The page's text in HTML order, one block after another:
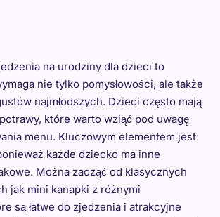
na urodziny dla dzieci to
nie tylko pomysłowości, ale także
najmłodszych. Dzieci często mają
które warto wziąć pod uwagę
menu. Kluczowym elementem jest
każde dziecko ma inne
Można zacząć od klasycznych
jak mini kanapki z różnymi
są łatwe do zjedzenia i atrakcyjne